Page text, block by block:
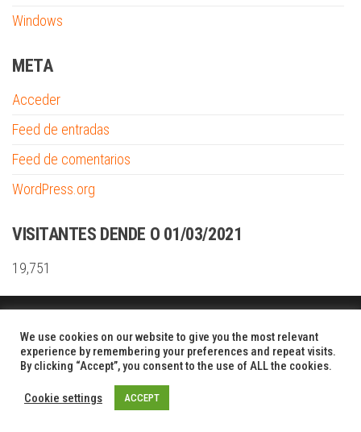
Windows
META
Acceder
Feed de entradas
Feed de comentarios
WordPress.org
VISITANTES DENDE O 01/03/2021
19,751
We use cookies on our website to give you the most relevant
experience by remembering your preferences and repeat visits.
By clicking “Accept”, you consent to the use of ALL the cookies.
Cookie settings ACCEPT